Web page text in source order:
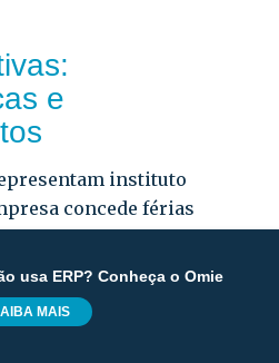
usa ERP? Conheça o Omie
MAIS
e
instituto
concede férias
os empregados ou a
ou estabelecimentos.
utilizada
demanda, como fim de